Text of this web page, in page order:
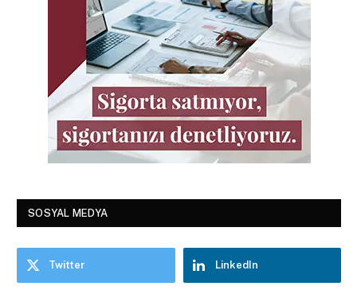
SOSYAL MEDYA
Twitter LinkedIn